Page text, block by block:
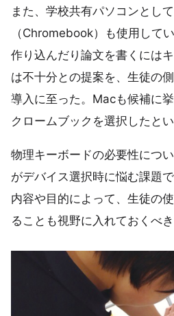
また、学校共有パソコンとし
（Chromebook）も使用して
作り込んだり論文を書くには
は不十分との提案を、生徒の
導入に至った。Macも候補に
クロームブックを選択したとい
物理キーボードの必要性につ
がデバイス選択時に悩む課題
内容や目的によって、生徒の
ることも視野に入れておくべき